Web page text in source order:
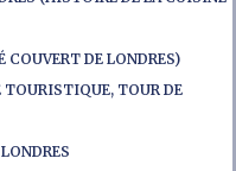
COUVERT DE LONDRES)
TOURISTIQUE, TOUR DE